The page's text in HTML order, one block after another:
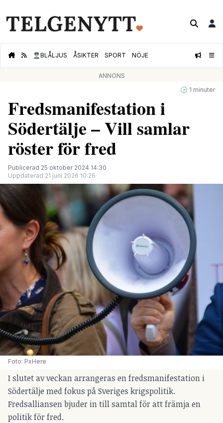
👮🏻‍♂️BLÅLJUS ÅSIKTER SPORT NÖJE
ANNONS
🕝 1 minuter
Fredsmanifestation i
Södertälje – Vill samlar
röster för fred
Publicerad 25 oktober 2024 14:30
Uppdaterad 21 juni 2026 10:26
Foto: PxHere
I slutet av veckan arrangeras en fredsmanifestation i
Södertälje med fokus på Sveriges krigspolitik.
Fredsalliansen bjuder in till samtal för att främja en
politik för fred.